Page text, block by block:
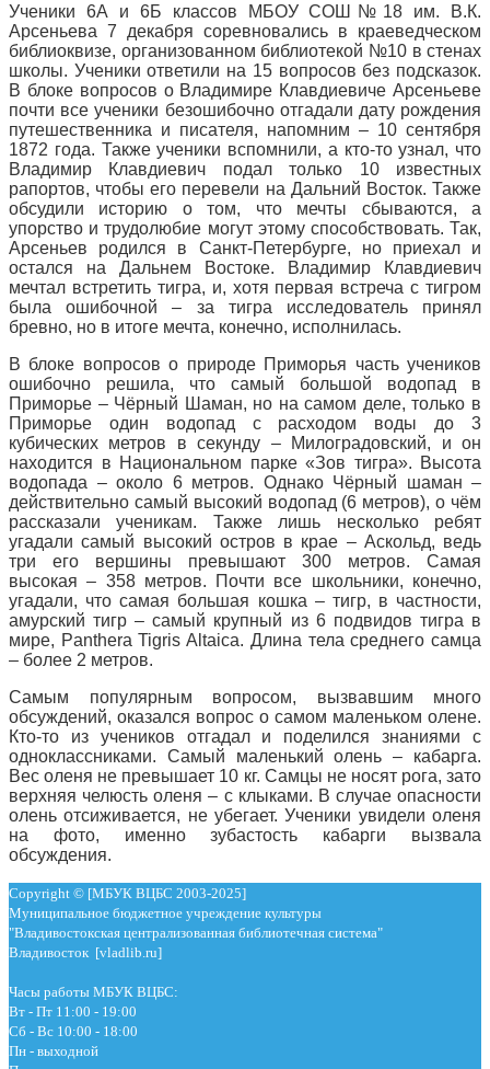
Ученики 6А и 6Б классов МБОУ СОШ№18 им. В.К.
Арсеньева 7 декабря соревновались в краеведческом
библиоквизе, организованном библиотекой №10 в стенах
школы. Ученики ответили на 15 вопросов без подсказок.
В блоке вопросов о Владимире Клавдиевиче Арсеньеве
почти все ученики безошибочно отгадали дату рождения
путешественника и писателя, напомним – 10 сентября
1872 года. Также ученики вспомнили, а кто-то узнал, что
Владимир Клавдиевич подал только 10 известных
рапортов, чтобы его перевели на Дальний Восток. Также
обсудили историю о том, что мечты сбываются, а
упорство и трудолюбие могут этому способствовать. Так,
Арсеньев родился в Санкт-Петербурге, но приехал и
остался на Дальнем Востоке. Владимир Клавдиевич
мечтал встретить тигра, и, хотя первая встреча с тигром
была ошибочной – за тигра исследователь принял
бревно, но в итоге мечта, конечно, исполнилась.
В блоке вопросов о природе Приморья часть учеников
ошибочно решила, что самый большой водопад в
Приморье – Чёрный Шаман, но на самом деле, только в
Приморье один водопад с расходом воды до 3
кубических метров в секунду – Милоградовский, и он
находится в Национальном парке «Зов тигра». Высота
водопада – около 6 метров. Однако Чёрный шаман –
действительно самый высокий водопад (6 метров), о чём
рассказали ученикам. Также лишь несколько ребят
угадали самый высокий остров в крае – Аскольд, ведь
три его вершины превышают 300 метров. Самая
высокая – 358 метров. Почти все школьники, конечно,
угадали, что самая большая кошка – тигр, в частности,
амурский тигр – самый крупный из 6 подвидов тигра в
мире, Panthera Tigris Altaica. Длина тела среднего самца
– более 2 метров.
Самым популярным вопросом, вызвавшим много
обсуждений, оказался вопрос о самом маленьком олене.
Кто-то из учеников отгадал и поделился знаниями с
одноклассниками. Самый маленький олень – кабарга.
Вес оленя не превышает 10 кг. Самцы не носят рога, зато
верхняя челюсть оленя – с клыками. В случае опасности
олень отсиживается, не убегает. Ученики увидели оленя
на фото, именно зубастость кабарги вызвала
обсуждения.
Copyright © [МБУК ВЦБС 2003-2025]
Муниципальное бюджетное учреждение культуры
"Владивостокская централизованная библиотечная система"
Владивосток [vladlib.ru]
Часы работы МБУК ВЦБС:
Вт - Пт 11:00 - 19:00
Сб - Вс 10:00 - 18:00
Пн - выходной